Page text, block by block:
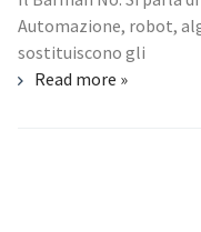
Read more »